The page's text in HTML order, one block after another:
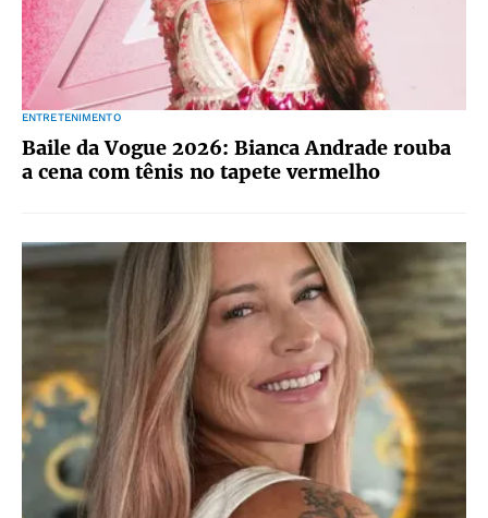
ENTRETENIMENTO
Baile da Vogue 2026: Bianca Andrade rouba
a cena com tênis no tapete vermelho